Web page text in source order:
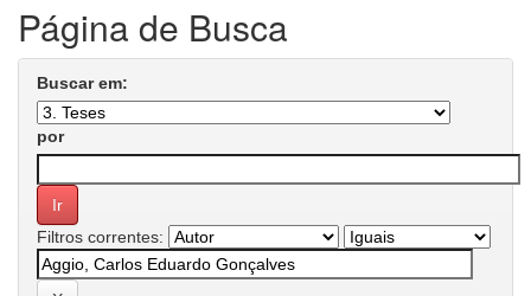
Página de Busca
Buscar em:
por
Filtros correntes: